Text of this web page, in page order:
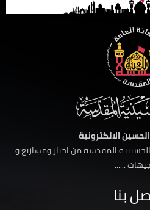
الالكترونية
المقدسة من اخبار ومشاريع و
......
بنا